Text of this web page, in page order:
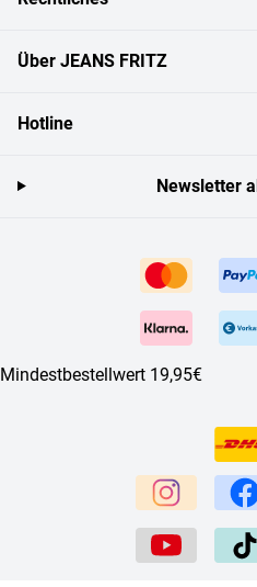
Über JEANS FRITZ
Hotline
Mindestbestellwert 19,95€
Newsletter